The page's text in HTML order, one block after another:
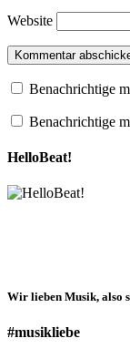
Website
Benachrichtige
Benachrichtige
HelloBeat!
Wir lieben Musik, also
#musikliebe